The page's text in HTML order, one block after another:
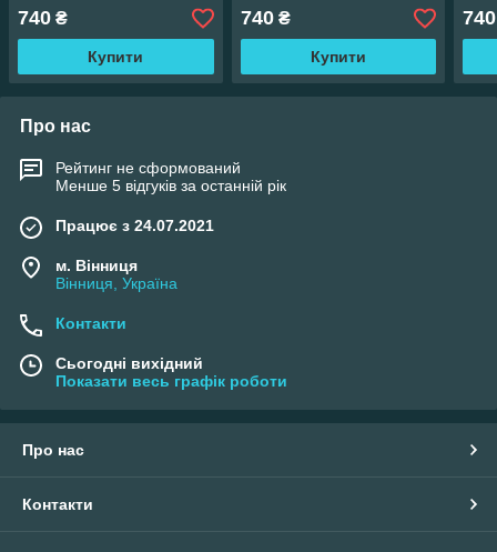
740 ₴
Купити
740₴
Купити
740
Про нас
Рейтинг не сформований
Менше 5 відгуків за останній рік
Працює з 24.07.2021
м. Вінниця
Вінниця, Україна
Контакти
Сьогодні вихідний
Показати весь графік роботи
Про нас
Контакти